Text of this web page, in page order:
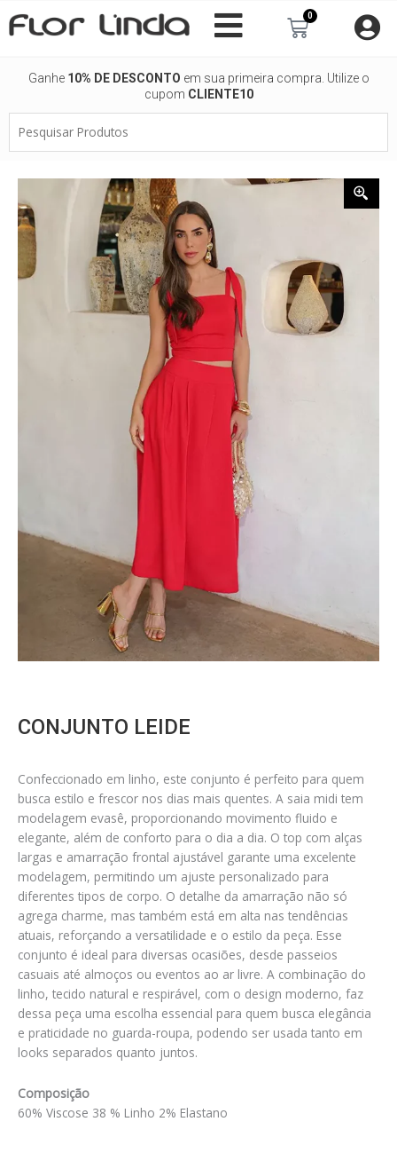
para
0
Carrinho
Ganhe 10% DE DESCONTO em sua primeira compra. Utilize o
cupom CLIENTE10
Produtos
CONJUNTO LEIDE
Confeccionado em linho, este conjunto é perfeito para quem
busca estilo e frescor nos dias mais quentes. A saia midi tem
modelagem evasê, proporcionando movimento fluido e
elegante, além de conforto para o dia a dia. O top com alças
largas e amarração frontal ajustável garante uma excelente
modelagem, permitindo um ajuste personalizado para
diferentes tipos de corpo. O detalhe da amarração não só
agrega charme, mas também está em alta nas tendências
atuais, reforçando a versatilidade e o estilo da peça. Esse
conjunto é ideal para diversas ocasiões, desde passeios
casuais até almoços ou eventos ao ar livre. A combinação do
linho, tecido natural e respirável, com o design moderno, faz
dessa peça uma escolha essencial para quem busca elegância
e praticidade no guarda-roupa, podendo ser usada tanto em
looks separados quanto juntos.
Composição
60% Viscose 38 % Linho 2% Elastano